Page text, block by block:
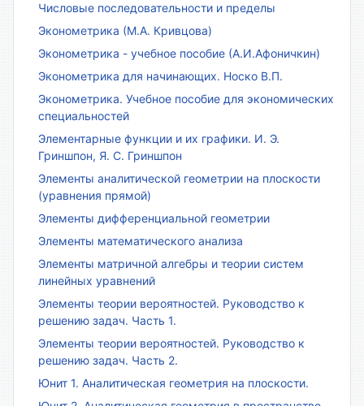
Числовые последовательности и пределы
Эконометрика (М.А. Кривцова)
Эконометрика - учебное пособие (А.И.Афоничкин)
Эконометрика для начинающих. Носко В.П.
Эконометрика. Учебное пособие для экономических
специальностей
Элементарные функции и их графики. И. Э.
Гриншпон, Я. С. Гриншпон
Элементы аналитической геометрии на плоскости
(уравнения прямой)
Элементы дифференциальной геометрии
Элементы математического анализа
Элементы матричной алгебры и теории систем
линейных уравнений
Элементы теории вероятностей. Руководство к
решению задач. Часть 1.
Элементы теории вероятностей. Руководство к
решению задач. Часть 2.
Юнит 1. Аналитическая геометрия на плоскости.